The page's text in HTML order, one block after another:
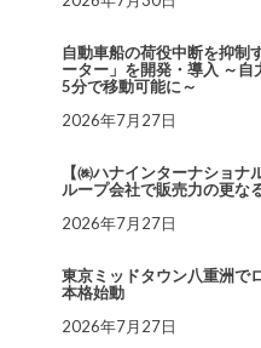
自動車船の荷役中断を抑制
ーター」を開発・導入 ～
5分で移動可能に～
2026年7月27日
【㈱ハナインターナショ
ループ会社で販売力の更な
2026年7月27日
東京ミッドタウン八重洲で
本格始動
2026年7月27日